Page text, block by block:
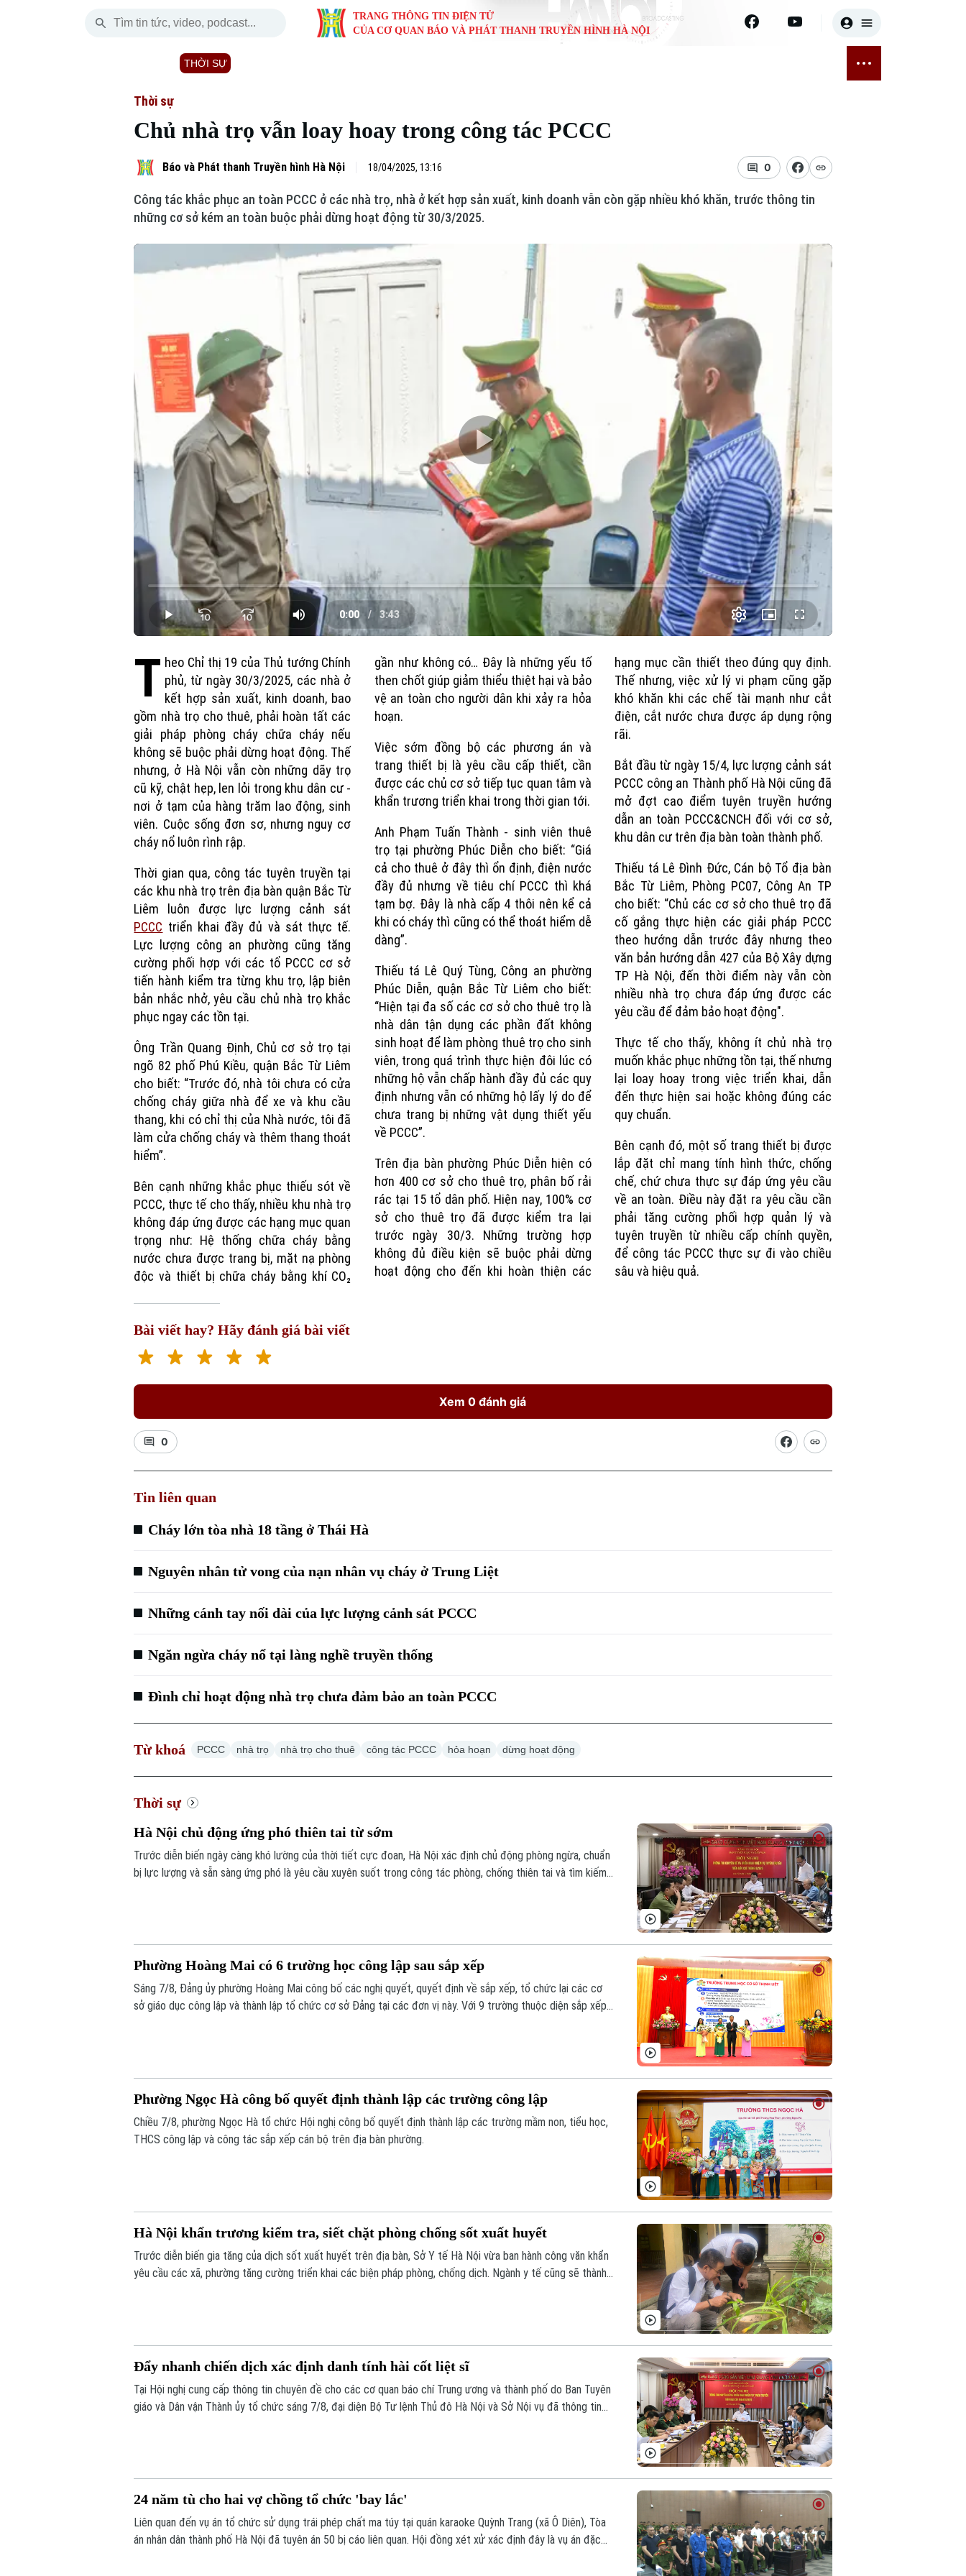
TRANG THÔNG TIN ĐIỆN TỬ
CỦA CƠ QUAN BÁO VÀ PHÁT THANH TRUYỀN HÌNH HÀ NỘI
THỜI SỰ
Chính trị
Xã hội
An ninh trật tự
Người Hà Nội
Khoảnh khắc Hà Nội
Ẩm thực
Quân sự
Hồ sơ
Người Việt 4 phương
Cafe sáng
Tài chính Ngân hàng
Doanh nghiệp
Đầu tư
Căn hộ
Đất đai
Tàu
Xe máy
Thị trường
Tuyển sinh Làng nghề Dinh dưỡng
Điện ảnh
Thời trang
Thời sự
Chủ nhà trọ vẫn loay hoay trong công tác PCCC
Báo và Phát thanh Truyền hình Hà Nội 18/04/2025, 13:16 0
Công tác khắc phục an toàn PCCC ở các nhà trọ, nhà ở kết hợp sản xuất, kinh doanh vẫn còn gặp nhiều khó khăn, trước thông tin
những cơ sở kém an toàn buộc phải dừng hoạt động từ 30/3/2025.
Play
Video
Loaded:
0.00%
Play Mute
Current
Time
0:00
/
Duration
3:43
Picture-
in-
Fullscreen
T heo Chỉ thị 19 của Thủ tướng Chính
phủ, từ ngày 30/3/2025, các nhà ở
kết hợp sản xuất, kinh doanh, bao
gồm nhà trọ cho thuê, phải hoàn tất các
giải pháp phòng cháy chữa cháy nếu
không sẽ buộc phải dừng hoạt động. Thế
nhưng, ở Hà Nội vẫn còn những dãy trọ
cũ kỹ, chật hẹp, len lỏi trong khu dân cư -
nơi ở tạm của hàng trăm lao động, sinh
viên. Cuộc sống đơn sơ, nhưng nguy cơ
cháy nổ luôn rình rập.
Thời gian qua, công tác tuyên truyền tại
các khu nhà trọ trên địa bàn quận Bắc Từ
Liêm luôn được lực lượng cảnh sát
PCCC triển khai đầy đủ và sát thực tế.
Lực lượng công an phường cũng tăng
cường phối hợp với các tổ PCCC cơ sở
tiến hành kiểm tra từng khu trọ, lập biên
bản nhắc nhở, yêu cầu chủ nhà trọ khắc
phục ngay các tồn tại.
Ông Trần Quang Định, Chủ cơ sở trọ tại
ngõ 82 phố Phú Kiều, quận Bắc Từ Liêm
cho biết: “Trước đó, nhà tôi chưa có cửa
chống cháy giữa nhà để xe và khu cầu
thang, khi có chỉ thị của Nhà nước, tôi đã
làm cửa chống cháy và thêm thang thoát
hiểm”.
Bên cạnh những khắc phục thiếu sót về
PCCC, thực tế cho thấy, nhiều khu nhà trọ
không đáp ứng được các hạng mục quan
trọng như: Hệ thống chữa cháy bằng
nước chưa được trang bị, mặt nạ phòng
độc và thiết bị chữa cháy bằng khí CO₂
gần như không có… Đây là những yếu tố
then chốt giúp giảm thiểu thiệt hại và bảo
vệ an toàn cho người dân khi xảy ra hỏa
hoạn.
Việc sớm đồng bộ các phương án và
trang thiết bị là yêu cầu cấp thiết, cần
được các chủ cơ sở tiếp tục quan tâm và
khẩn trương triển khai trong thời gian tới.
Anh Phạm Tuấn Thành - sinh viên thuê
trọ tại phường Phúc Diễn cho biết: “Giá
cả cho thuê ở đây thì ổn định, điện nước
đầy đủ nhưng về tiêu chí PCCC thì khá
tạm bợ. Đây là nhà cấp 4 thôi nên kể cả
khi có cháy thì cũng có thể thoát hiểm dễ
dàng”.
Thiếu tá Lê Quý Tùng, Công an phường
Phúc Diễn, quận Bắc Từ Liêm cho biết:
“Hiện tại đa số các cơ sở cho thuê trọ là
nhà dân tận dụng các phần đất không
sinh hoạt để làm phòng thuê trọ cho sinh
viên, trong quá trình thực hiện đôi lúc có
những hộ vẫn chấp hành đầy đủ các quy
định nhưng vẫn có những hộ lấy lý do để
chưa trang bị những vật dụng thiết yếu
về PCCC”.
Trên địa bàn phường Phúc Diễn hiện có
hơn 400 cơ sở cho thuê trọ, phân bố rải
rác tại 15 tổ dân phố. Hiện nay, 100% cơ
sở cho thuê trọ đã được kiểm tra lại
trước ngày 30/3. Những trường hợp
không đủ điều kiện sẽ buộc phải dừng
hoạt động cho đến khi hoàn thiện các
hạng mục cần thiết theo đúng quy định.
Thế nhưng, việc xử lý vi phạm cũng gặp
khó khăn khi các chế tài mạnh như cắt
điện, cắt nước chưa được áp dụng rộng
rãi.
Bắt đầu từ ngày 15/4, lực lượng cảnh sát
PCCC công an Thành phố Hà Nội cũng đã
mở đợt cao điểm tuyên truyền hướng
dẫn an toàn PCCC&CNCH đối với cơ sở,
khu dân cư trên địa bàn toàn thành phố.
Thiếu tá Lê Đình Đức, Cán bộ Tổ địa bàn
Bắc Từ Liêm, Phòng PC07, Công An TP
cho biết: “Chủ các cơ sở cho thuê trọ đã
cố gắng thực hiện các giải pháp PCCC
theo hướng dẫn trước đây nhưng theo
văn bản hướng dẫn 427 của Bộ Xây dựng
TP Hà Nội, đến thời điểm này vẫn còn
nhiều nhà trọ chưa đáp ứng được các
yêu cầu để đảm bảo hoạt động".
Thực tế cho thấy, không ít chủ nhà trọ
muốn khắc phục những tồn tại, thế nhưng
lại loay hoay trong việc triển khai, dẫn
đến thực hiện sai hoặc không đúng các
quy chuẩn.
Bên cạnh đó, một số trang thiết bị được
lắp đặt chỉ mang tính hình thức, chống
chế, chứ chưa thực sự đáp ứng yêu cầu
về an toàn. Điều này đặt ra yêu cầu cần
phải tăng cường phối hợp quản lý và
tuyên truyền từ nhiều cấp chính quyền,
để công tác PCCC thực sự đi vào chiều
sâu và hiệu quả.
Bài viết hay? Hãy đánh giá bài viết
Xem 0 đánh giá
0
Tin liên quan
Cháy lớn tòa nhà 18 tầng ở Thái Hà
Nguyên nhân tử vong của nạn nhân vụ cháy ở Trung Liệt
Những cánh tay nối dài của lực lượng cảnh sát PCCC
Ngăn ngừa cháy nổ tại làng nghề truyền thống
Đình chỉ hoạt động nhà trọ chưa đảm bảo an toàn PCCC
Từ khoá PCCC nhà trọ nhà trọ cho thuê công tác PCCC hỏa hoạn dừng hoạt động
Thời sự
Hà Nội chủ động ứng phó thiên tai từ sớm
Trước diễn biến ngày càng khó lường của thời tiết cực đoan, Hà Nội xác định chủ động phòng ngừa, chuẩn
bị lực lượng và sẵn sàng ứng phó là yêu cầu xuyên suốt trong công tác phòng, chống thiên tai và tìm kiếm
Phường Hoàng Mai có 6 trường học công lập sau sắp xếp
Sáng 7/8, Đảng ủy phường Hoàng Mai công bố các nghị quyết, quyết định về sắp xếp, tổ chức lại các cơ
sở giáo dục công lập và thành lập tổ chức cơ sở Đảng tại các đơn vị này. Với 9 trường thuộc diện sắp xếp
Phường Ngọc Hà công bố quyết định thành lập các trường công lập
Chiều 7/8, phường Ngọc Hà tổ chức Hội nghị công bố quyết định thành lập các trường mầm non, tiểu học,
THCS công lập và công tác sắp xếp cán bộ trên địa bàn phường.
Hà Nội khẩn trương kiểm tra, siết chặt phòng chống sốt xuất huyết
Trước diễn biến gia tăng của dịch sốt xuất huyết trên địa bàn, Sở Y tế Hà Nội vừa ban hành công văn khẩn
yêu cầu các xã, phường tăng cường triển khai các biện pháp phòng, chống dịch. Ngành y tế cũng sẽ thành
Đẩy nhanh chiến dịch xác định danh tính hài cốt liệt sĩ
Tại Hội nghị cung cấp thông tin chuyên đề cho các cơ quan báo chí Trung ương và thành phố do Ban Tuyên
giáo và Dân vận Thành ủy tổ chức sáng 7/8, đại diện Bộ Tư lệnh Thủ đô Hà Nội và Sở Nội vụ đã thông tin
24 năm tù cho hai vợ chồng tổ chức 'bay lắc'
Liên quan đến vụ án tổ chức sử dụng trái phép chất ma túy tại quán karaoke Quỳnh Trang (xã Ô Diên), Tòa
án nhân dân thành phố Hà Nội đã tuyên án 50 bị cáo liên quan. Hội đồng xét xử xác định đây là vụ án đặc